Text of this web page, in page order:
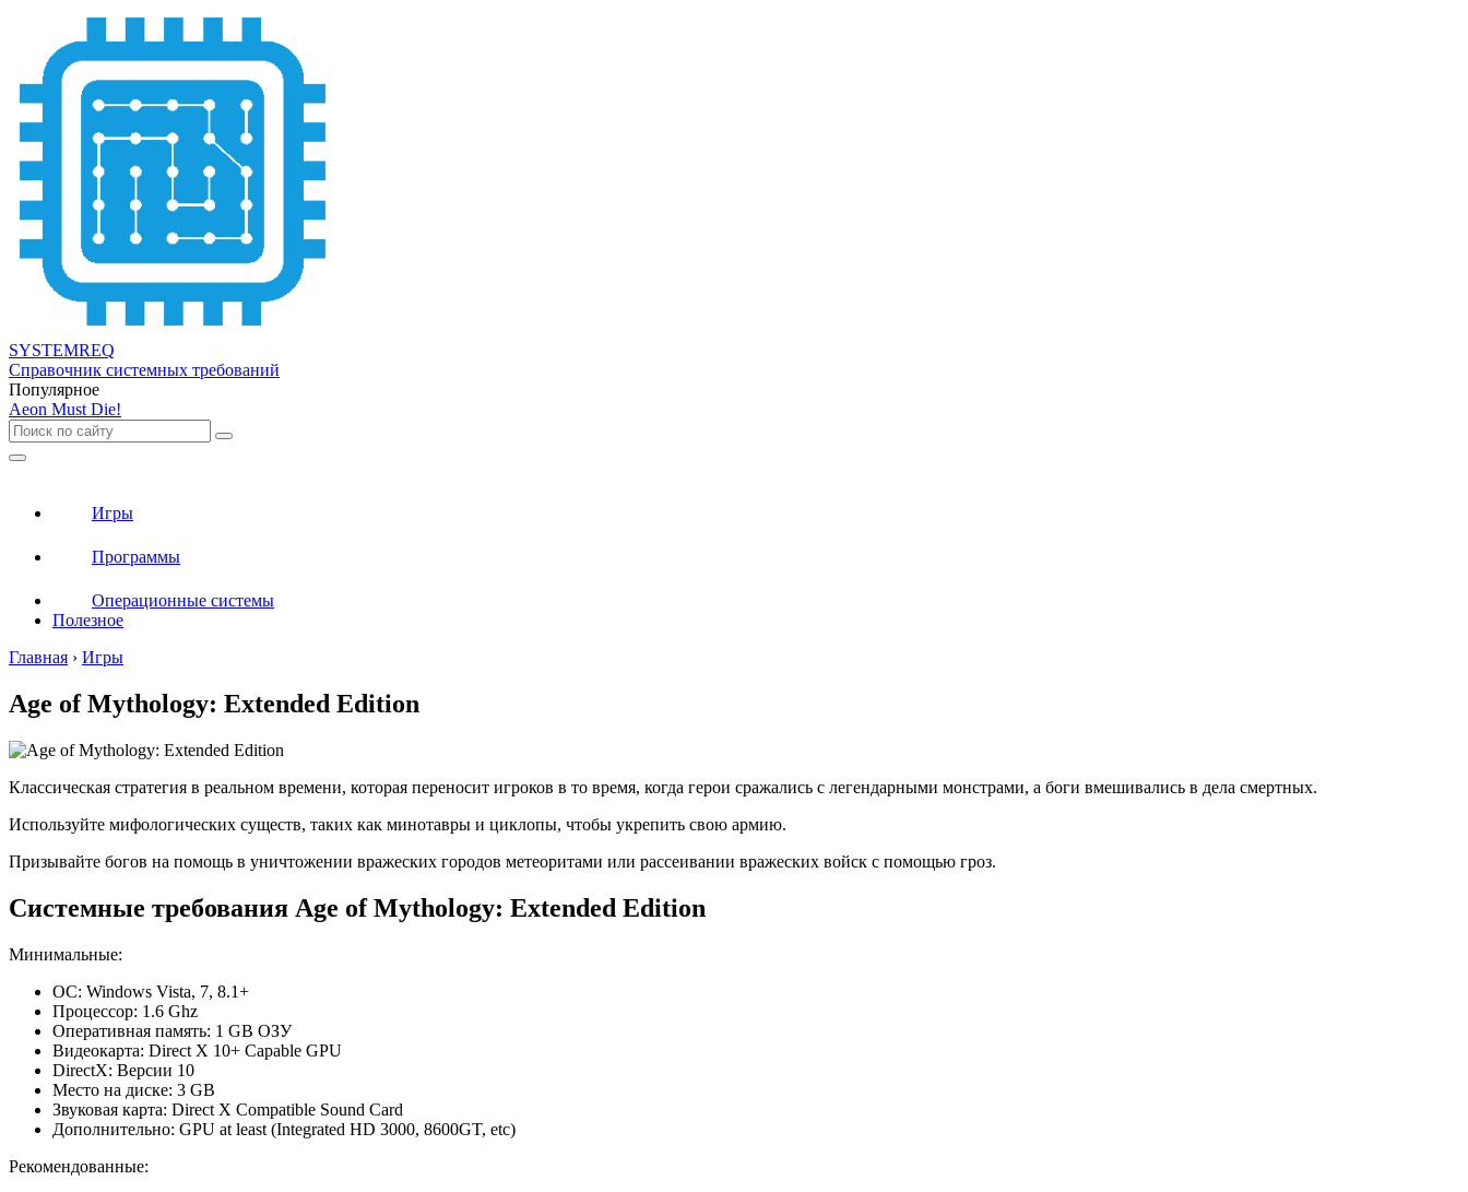
SYSTEMREQ
Справочник системных требований
Популярное
Aeon Must Die!
Игры
Программы
Операционные системы
Полезное
Главная › Игры
Age of Mythology: Extended Edition
Классическая стратегия в реальном времени, которая переносит игроков в то время, когда герои сражались с легендарными монстрами, а боги вмешивались в дела смертных.
Используйте мифологических существ, таких как минотавры и циклопы, чтобы укрепить свою армию.
Призывайте богов на помощь в уничтожении вражеских городов метеоритами или рассеивании вражеских войск с помощью гроз.
Системные требования Age of Mythology: Extended Edition
Минимальные:
ОС: Windows Vista, 7, 8.1+
Процессор: 1.6 Ghz
Оперативная память: 1 GB ОЗУ
Видеокарта: Direct X 10+ Capable GPU
DirectX: Версии 10
Место на диске: 3 GB
Звуковая карта: Direct X Compatible Sound Card
Дополнительно: GPU at least (Integrated HD 3000, 8600GT, etc)
Рекомендованные: